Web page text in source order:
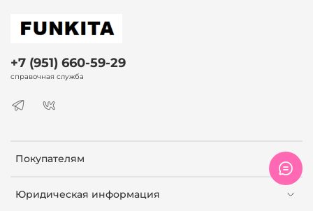
Покупателям
Юридическая информация
+7 (951) 660-59-29
справочная служба